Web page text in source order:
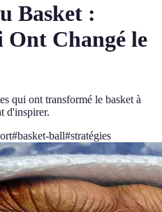
Basket :
Ont Changé le
qui ont transformé le basket à
d'inspirer.
#basket-ball#stratégies